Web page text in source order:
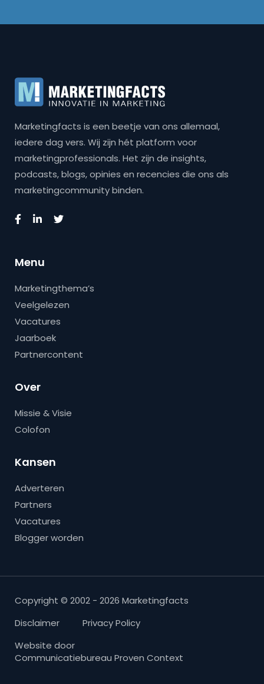
Marketingfacts is een beetje van ons allemaal,
iedere dag vers. Wij zijn hét platform voor
marketingprofessionals. Het zijn de insights,
podcasts, blogs, opinies en recencies die ons als
marketingcommunity binden.
Menu
Marketingthema’s
Veelgelezen
Vacatures
Jaarboek
Partnercontent
Over
Missie & Visie
Colofon
Kansen
Adverteren
Partners
Vacatures
Blogger worden
Copyright © 2002 - 2026 Marketingfacts
Disclaimer
Privacy Policy
Website door
Communicatiebureau Proven Context